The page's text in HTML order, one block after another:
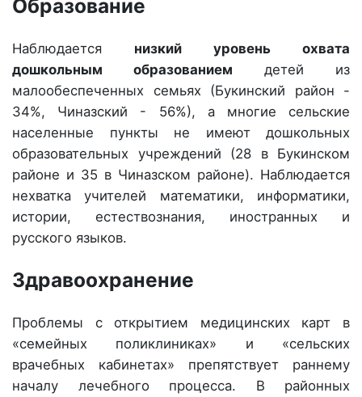
Образование
Наблюдается низкий уровень охвата
дошкольным образованием детей из
малообеспеченных семьях (Букинский район -
34%, Чиназский - 56%), а многие сельские
населенные пункты не имеют дошкольных
образовательных учреждений (28 в Букинском
районе и 35 в Чиназском районе). Наблюдается
нехватка учителей математики, информатики,
истории, естествознания, иностранных и
русского языков.
Здравоохранение
Проблемы с открытием медицинских карт в
«семейных поликлиниках» и «сельских
врачебных кабинетах» препятствует раннему
началу лечебного процесса. В районных